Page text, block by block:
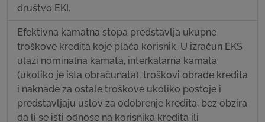
društvo EKI.
Efektivna kamatna stopa predstavlja ukupne
troškove kredita koje plaća korisnik. U izračun EKS
ulazi nominalna kamata, interkalarna kamata
(ukoliko je ista obračunata), troškovi obrade kredita
i naknade za ostale troškove ukoliko postoje i
predstavljaju uslov za odobrenje kredita, bez obzira
da li se isti odnose na korisnika kredita ili